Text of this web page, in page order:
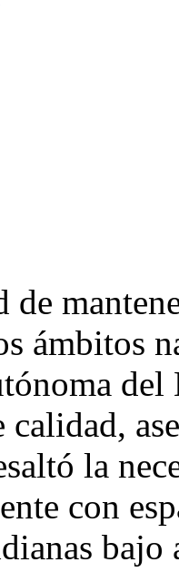
ámbitos
del
calidad,
la
con
bajo